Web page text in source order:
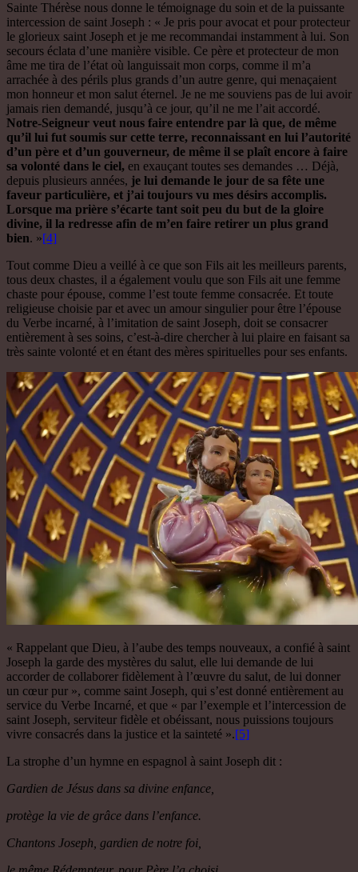
Sainte Thérèse nous donne le témoignage du soin et de la puissante
intercession de saint Joseph : « Je pris pour avocat et pour protecteur
le glorieux saint Joseph et je me recommandai instamment à lui. Son
secours éclata d’une manière visible. Ce père et protecteur de mon
âme me tira de l’état où languissait mon corps, comme il m’a
arrachée à des périls plus grands d’un autre genre, qui menaçaient
mon honneur et mon salut éternel. Je ne me souviens pas de lui avoir
jamais rien demandé, jusqu’à ce jour, qu’il ne me l’ait accordé.
Notre-Seigneur veut nous faire entendre par là que, de même
qu’il lui fut soumis sur cette terre, reconnaissant en lui l’autorité
d’un père et d’un gouverneur, de même il se plaît encore à faire
sa volonté dans le ciel, en exauçant toutes ses demandes … Déjà,
depuis plusieurs années, je lui demande le jour de sa fête une
faveur particulière, et j’ai toujours vu mes désirs accomplis.
Lorsque ma prière s’écarte tant soit peu du but de la gloire
divine, il la redresse afin de m’en faire retirer un plus grand
bien. »[4]
Tout comme Dieu a veillé à ce que son Fils ait les meilleurs parents,
tous deux chastes, il a également voulu que son Fils ait une femme
chaste pour épouse, comme l’est toute femme consacrée. Et toute
religieuse choisie par et avec un amour singulier pour être l’épouse
du Verbe incarné, à l’imitation de saint Joseph, doit se consacrer
entièrement à ses soins, c’est-à-dire chercher à lui plaire en faisant sa
très sainte volonté et en étant des mères spirituelles pour ses enfants.
« Rappelant que Dieu, à l’aube des temps nouveaux, a confié à saint
Joseph la garde des mystères du salut, elle lui demande de lui
accorder de collaborer fidèlement à l’œuvre du salut, de lui donner
un cœur pur », comme saint Joseph, qui s’est donné entièrement au
service du Verbe Incarné, et que « par l’exemple et l’intercession de
saint Joseph, serviteur fidèle et obéissant, nous puissions toujours
vivre consacrés dans la justice et la sainteté ».[5]
La strophe d’un hymne en espagnol à saint Joseph dit :
Gardien de Jésus dans sa divine enfance,
protège la vie de grâce dans l’enfance.
Chantons Joseph, gardien de notre foi,